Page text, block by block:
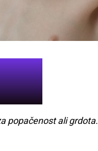
popačenost ali grdota.'